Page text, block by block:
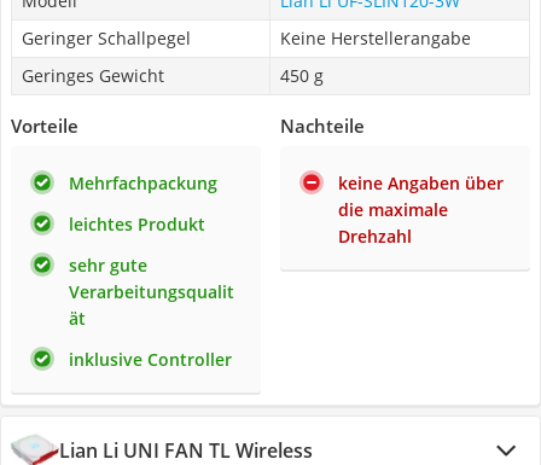
Geringer Schallpegel
Keine Herstellerangabe
Geringes Gewicht
450 g
Vorteile
Mehrfachpackung
leichtes Produkt
sehr gute
Verarbeitungsqualit
ät
inklusive Controller
Nachteile
keine Angaben über
die maximale
Drehzahl
Lian Li UNI FAN TL Wireless